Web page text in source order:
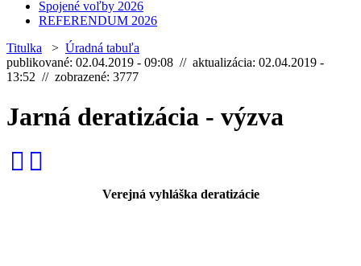
Spojené voľby 2026
REFERENDUM 2026
Titulka > Úradná tabuľa
publikované: 02.04.2019 - 09:08 // aktualizácia: 02.04.2019 -
13:52 // zobrazené: 3777
Jarná deratizácia - výzva
Verejná vyhláška deratizácie